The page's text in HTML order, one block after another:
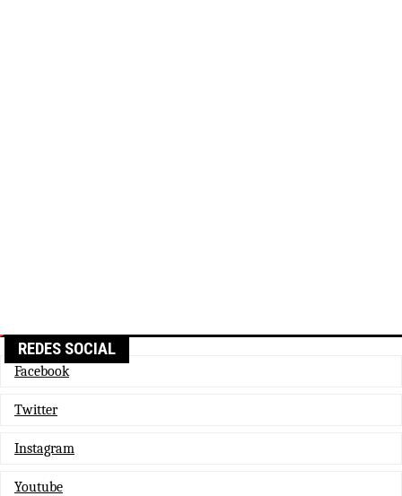
REDES SOCIAL
Facebook
Twitter
Instagram
Youtube